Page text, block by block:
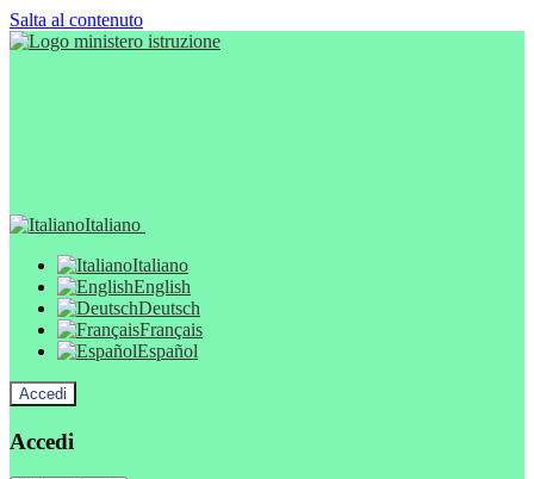
Salta al contenuto
Italiano
Italiano
English
Deutsch
Français
Español
Accedi
Accedi